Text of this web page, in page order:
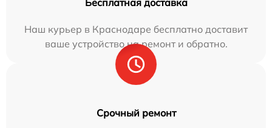
Бесплатная доставка
Наш курьер в Краснодаре бесплатно доставит
ваше устройство на ремонт и обратно.
Срочный ремонт